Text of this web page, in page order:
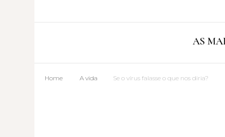
AS
Home A vida Se o vírus falasse o que nos diria?